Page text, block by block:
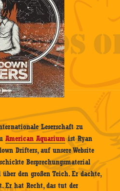
Leserschaft zu
American Aquariumist Ryan
Drifters, auf unsere Website
Besprechungsmaterial
den großen Teich. Er dachte,
Er hat Recht, das tut der